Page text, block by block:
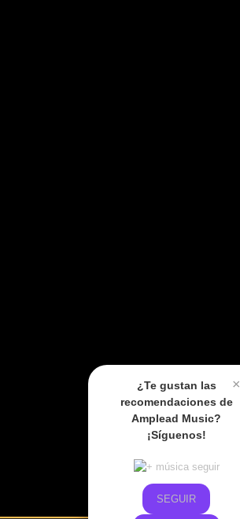
×
¿Te gustan las
recomendaciones de
Amplead Music?
¡Síguenos!
SEGUIR